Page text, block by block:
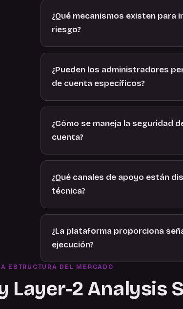
¿Qué mecanismos existen
riesgo?
¿Pueden los administradores
de cuenta específicos?
¿Cómo se maneja la seguridad
cuenta?
¿Qué canales de apoyo están
técnica?
¿La plataforma proporciona
ejecución?
ESTRUCTURA DEL MERCADO
Layer-2 Analysis